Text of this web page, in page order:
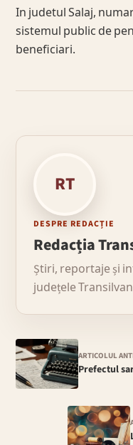
In judetul Salaj,
sistemul public de
beneficiari.
RT
DESPRE REDACȚIE
Redacția
Știri, reportaje și
județele
ARTICOLUL
Prefectul